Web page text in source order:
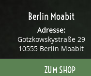
Berlin Moabit
Adresse:
Gotzkowskystraße 29
10555 Berlin Moabit
ZUM SHOP